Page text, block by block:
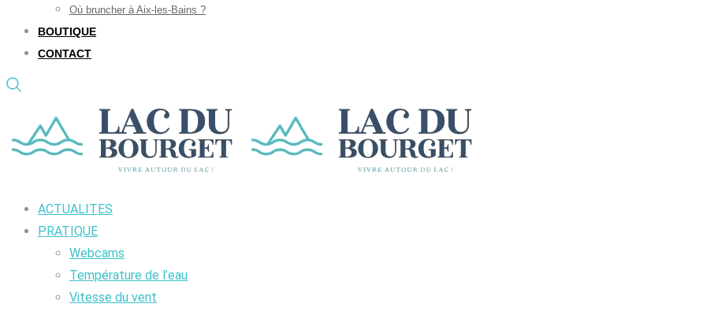
Où bruncher à Aix-les-Bains ?
BOUTIQUE
CONTACT
ACTUALITES
PRATIQUE
Webcams
Température de l’eau
Vitesse du vent